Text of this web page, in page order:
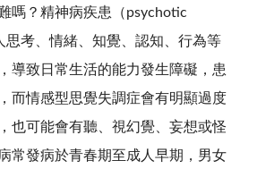
嗎？精神病疾患（psychotic
思考、情緒、知覺、認知、行為等
導致日常生活的能力發生障礙，患
而情感型思覺失調症會有明顯過度
也可能會有聽、視幻覺、妄想或怪
常發病於青春期至成人早期，男女